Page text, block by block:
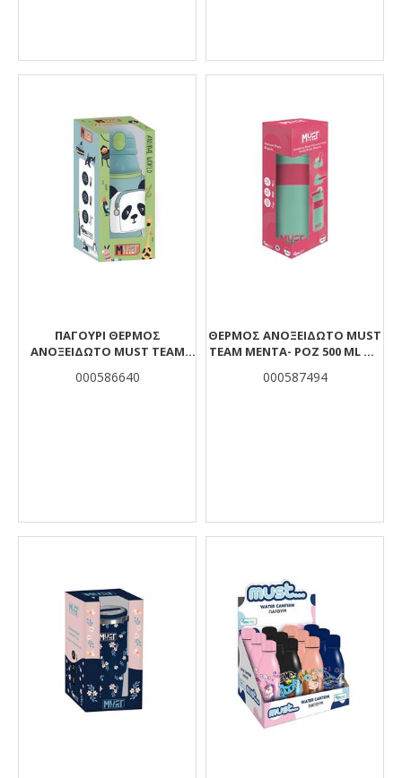
ΠΑΓΟΎΡΙ ΘΕΡΜΌΣ
ΑΝΟΞΕΊΔΩΤΟ MUST TEAM
ΙΣΟΘΕΡΜΙΚΉ ΘΉΚΗ ΚΑΙ
000586640
ΘΕΡΜΌΣ ΑΝΟΞΕΊΔΩΤΟ MUST
TEAM ΜΈΝΤΑ- ΡΟΖ 500 ML ΜΕ
000587494